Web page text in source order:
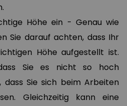
Höhe ein - Genau wie
Sie darauf achten, dass Ihr
Höhe aufgestellt ist.
Sie es nicht so hoch
dass Sie sich beim Arbeiten
Gleichzeitig kann eine